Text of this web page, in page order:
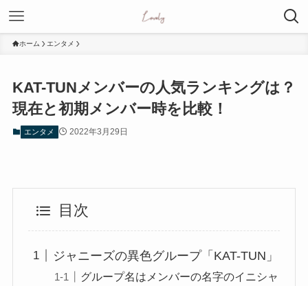
ホーム エンタメ
KAT-TUNメンバーの人気ランキングは？
現在と初期メンバー時を比較！
エンタメ 2022年3月29日
目次
ジャニーズの異色グループ「KAT-TUN」
グループ名はメンバーの名字のイニシャ